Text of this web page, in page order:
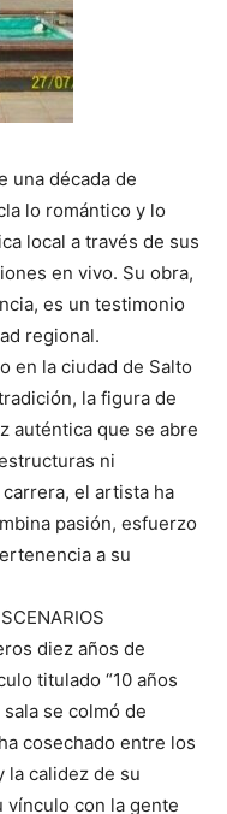
una década de
lo romántico y lo
local a través de sus
en vivo. Su obra,
es un testimonio
regional.
en la ciudad de Salto
la figura de
auténtica que se abre
ni
el artista ha
pasión, esfuerzo
a su
diez años de
titulado “10 años
se colmó de
cosechado entre los
la calidez de su
con la gente